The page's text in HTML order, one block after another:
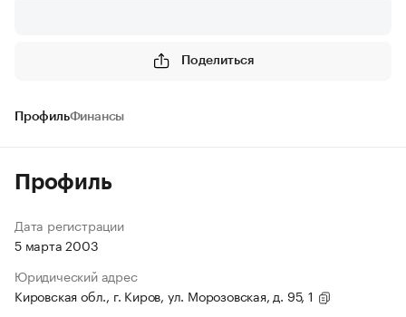
Поделиться
ПрофильФинансы
Профиль
Дата регистрации
5 марта 2003
Юридический адрес
Кировская обл., г. Киров, ул. Морозовская, д. 95, 1